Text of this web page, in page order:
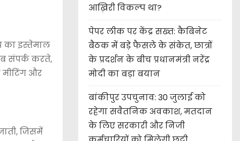
का इस्तेमाल
संपर्क करते,
मीटिंग और
जिसमें
आख़िरी विकल्प था?
पेपर लीक पर केंद्र सख्त: कैबिनेट
बैठक में बड़े फैसले के संकेत, छात्रों
के प्रदर्शन के बीच प्रधानमंत्री नरेंद्र
मोदी का बड़ा बयान
बांकीपुर उपचुनाव: 30 जुलाई को
रहेगा सवैतनिक अवकाश, मतदान
के लिए सरकारी और निजी